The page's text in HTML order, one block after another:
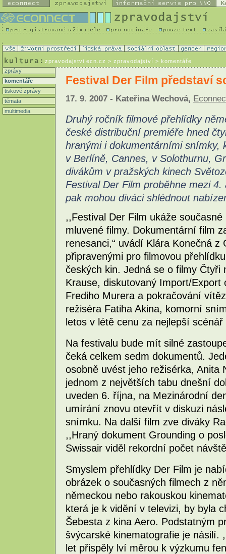
zpravodajstvi.ecn.cz > zpravodajství > komentáře
zprávy
komentáře
tiskové zprávy
témata
multimedia
Festival Der Film představí
17. 9. 2007 - Kateřina Wechová,
Druhý ročník filmové přehlídky
české distribuční premiéře hned
hranými i dokumentárními snímky,
v Berlíně, Cannes, v Solothurnu,
divákům v pražských kinech
Festival Der Film proběhne mezi
pak mohou diváci shlédnout
,,Festival Der Film ukáže
mluvené filmy. Dokumentární film
renesanci,“ uvádí Klára Konečná
připravenými pro filmovou
českých kin. Jedná se o filmy Čtyři
Krause, diskutovaný Import/Export
Frediho Murera a pokračování
režiséra Fatiha Akina, komorní
letos v létě cenu za nejlepší
Na festivalu bude mít silné
čeká celkem sedm dokumentů.
osobně uvést jeho režisérka,
jednom z největších tabu dnešní
uveden 6. října, na Mezinárodní
umírání znovu otevřít v diskuzi
snímku. Na další film zve diváky
,,Hraný dokument Grounding o
Swissair viděl rekordní počet
Smyslem přehlídky Der Film je
obrázek o současných filmech z
německou nebo rakouskou
která je k vidění v televizi, by byla
Šebesta z kina Aero. Podstatným
švýcarské kinematografie je násilí.
let přispěly lví měrou k výzkumu